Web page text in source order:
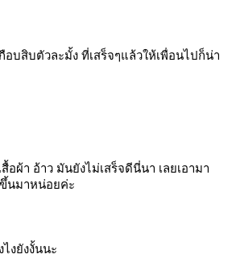
อบสิบตัวละมั้ง ที่เสร็จๆแล้วให้เพื่อนไปก็น่า
อผ้า อ้าว มันยังไม่เสร็จดีนี่นา เลยเอามา
นมาหน่อยค่ะ
งยังงั้นนะ